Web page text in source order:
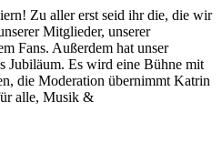
Zu aller erst seid ihr die, die wir
Mitglieder, unserer
Fans. Außerdem hat unser
Jubiläum. Es wird eine Bühne mit
die Moderation übernimmt Katrin
alle, Musik &